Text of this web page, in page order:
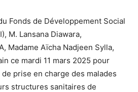
Fonds de Développement Social
M. Lansana Diawara,
Madame Aïcha Nadjeen Sylla,
ce mardi 11 mars 2025 pour
prise en charge des malades
structures sanitaires de